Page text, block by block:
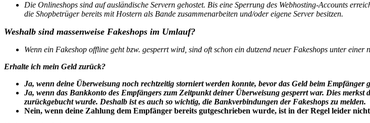
Die Onlineshops sind auf ausländische Servern gehostet. Bis eine Sperrung des Webhosting-Accounts
die Shopbetrüger bereits mit Hostern als Bande zusammenarbeiten und/oder eigene Server besitzen.
Weshalb sind massenweise Fakeshops im Umlauf?
Wenn ein Fakeshop offline geht bzw. gesperrt wird, sind oft schon ein dutzend neuer Fakeshops unter einer
Erhalte ich mein Geld zurück?
Ja, wenn deine Überweisung noch rechtzeitig storniert werden konnte, bevor das Geld beim Empfänger
Ja, wenn das Bankkonto des Empfängers zum Zeitpunkt deiner Überweisung gesperrt war. Dies
zurückgebucht wurde. Deshalb ist es auch so wichtig, die Bankverbindungen der Fakeshops zu melden.
Nein, wenn deine Zahlung dem Empfänger bereits gutgeschrieben wurde, ist in der Regel leider